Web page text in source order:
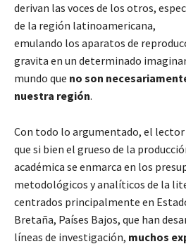
derivan las voces de los otros,
de la región latinoamericana,
emulando los aparatos de
gravita en un determinado
mundo que no son
nuestra región.
Con todo lo argumentado, el
que si bien el grueso de la
académica se enmarca en los
metodológicos y analíticos de la
centrados principalmente en
Bretaña, Países Bajos, que han
líneas de investigación, muchos